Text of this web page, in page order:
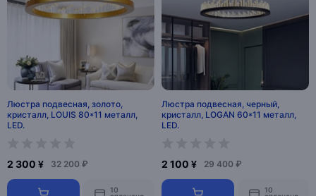
Люстра подвесная, золото,
кристалл, LOUIS 80*11 металл,
LED.
2 300 ¥ 32 200 ₽
10
Люстра подвесная, черный,
кристалл, LOGAN 60*11 металл,
LED.
2 100 ¥ 29 400 ₽
10